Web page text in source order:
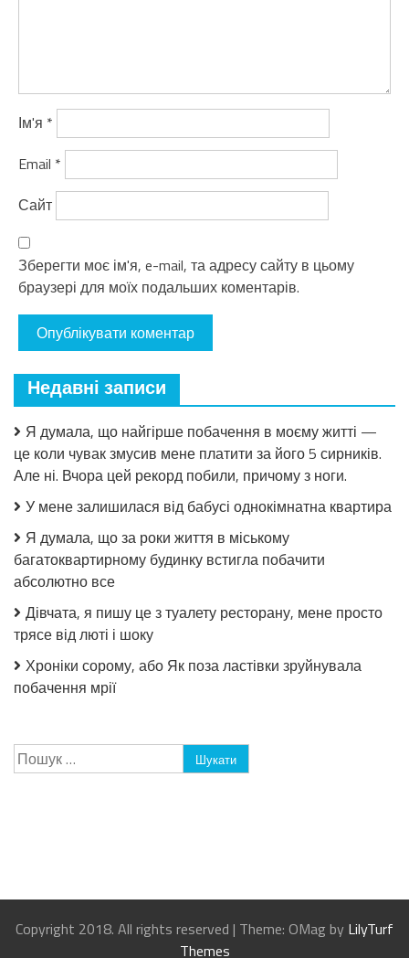
Ім'я *
Email *
Сайт
Зберегти моє ім'я, e-mail, та адресу сайту в цьому
браузері для моїх подальших коментарів.
Недавні записи
Я думала, що найгірше побачення в моєму житті —
це коли чувак змусив мене платити за його 5 сирників.
Але ні. Вчора цей рекорд побили, причому з ноги.
У мене залишилася від бабусі однокімнатна квартира
Я думала, що за роки життя в міському
багатоквартирному будинку встигла побачити
абсолютно все
Дівчата, я пишу це з туалету ресторану, мене просто
трясе від люті і шоку
Хроніки сорому, або Як поза ластівки зруйнувала
побачення мрії
Пошук:
Copyright 2018. All rights reserved | Theme: OMag by LilyTurf
Themes